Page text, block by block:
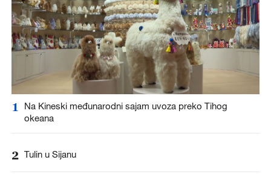
1
Na Kineski međunarodni sajam uvoza preko Tihog
okeana
2 Tulin u Sijanu